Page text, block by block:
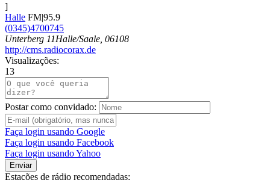
]
Halle FM|95.9
(0345)4700745
Unterberg 11Halle/Saale, 06108
http://cms.radiocorax.de
Visualizações:
13
Postar como convidado:
Faça login usando Google
Faça login usando Facebook
Faça login usando Yahoo
Enviar
Estações de rádio recomendadas: